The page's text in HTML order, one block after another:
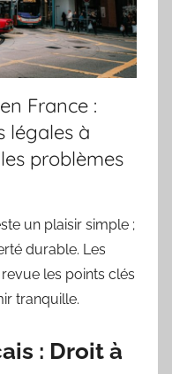
France :
légales à
problèmes
un plaisir simple ;
durable. Les
les points clés
tranquille.
: Droit à